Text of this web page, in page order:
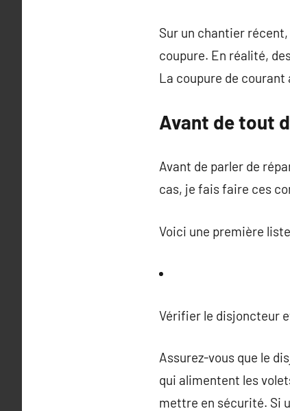
Sur un chantier
coupure. En réalité,
La coupure de courant
Avant de tout
Avant de parler de
cas, je fais faire ces
Voici une première
Vérifier le disjoncteur
Assurez-vous que le
qui alimentent les
mettre en sécurité. Si